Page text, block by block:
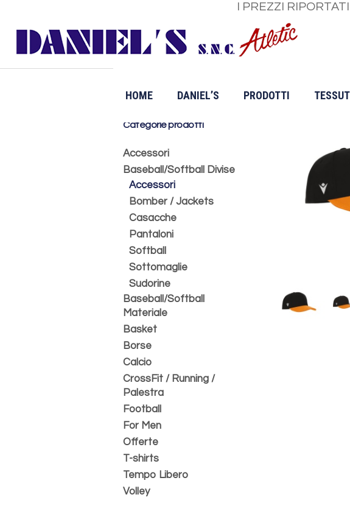
I PREZZI
HOME DANIEL’S PRODOTTI
Categorie prodotti
Accessori
Baseball/Softball Divise
Accessori
Bomber / Jackets
Casacche
Pantaloni
Softball
Sottomaglie
Sudorine
Baseball/Softball
Materiale
Basket
Borse
Calcio
CrossFit / Running /
Palestra
Football
For Men
Offerte
T-shirts
Tempo Libero
Volley